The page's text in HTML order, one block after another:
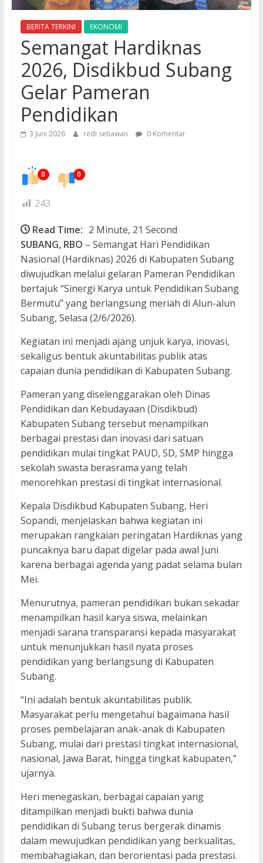
BERITA TERKINI EKONOMI
Semangat Hardiknas
2026, Disdikbud Subang
Gelar Pameran
Pendidikan
3 Juni 2026 redi setiawan 0 Komentar
0 0
243
Read Time: 2 Minute, 21 Second
SUBANG, RBO – Semangat Hari Pendidikan
Nasional (Hardiknas) 2026 di Kabupaten Subang
diwujudkan melalui gelaran Pameran Pendidikan
bertajuk “Sinergi Karya untuk Pendidikan Subang
Bermutu” yang berlangsung meriah di Alun-alun
Subang, Selasa (2/6/2026).
Kegiatan ini menjadi ajang unjuk karya, inovasi,
sekaligus bentuk akuntabilitas publik atas
capaian dunia pendidikan di Kabupaten Subang.
Pameran yang diselenggarakan oleh Dinas
Pendidikan dan Kebudayaan (Disdikbud)
Kabupaten Subang tersebut menampilkan
berbagai prestasi dan inovasi dari satuan
pendidikan mulai tingkat PAUD, SD, SMP hingga
sekolah swasta berasrama yang telah
menorehkan prestasi di tingkat internasional.
Kepala Disdikbud Kabupaten Subang, Heri
Sopandi, menjelaskan bahwa kegiatan ini
merupakan rangkaian peringatan Hardiknas yang
puncaknya baru dapat digelar pada awal Juni
karena berbagai agenda yang padat selama bulan
Mei.
Menurutnya, pameran pendidikan bukan sekadar
menampilkan hasil karya siswa, melainkan
menjadi sarana transparansi kepada masyarakat
untuk menunjukkan hasil nyata proses
pendidikan yang berlangsung di Kabupaten
Subang.
“Ini adalah bentuk akuntabilitas publik.
Masyarakat perlu mengetahui bagaimana hasil
proses pembelajaran anak-anak di Kabupaten
Subang, mulai dari prestasi tingkat internasional,
nasional, Jawa Barat, hingga tingkat kabupaten,”
ujarnya.
Heri menegaskan, berbagai capaian yang
ditampilkan menjadi bukti bahwa dunia
pendidikan di Subang terus bergerak dinamis
dalam mewujudkan pendidikan yang berkualitas,
membahagiakan, dan berorientasi pada prestasi.